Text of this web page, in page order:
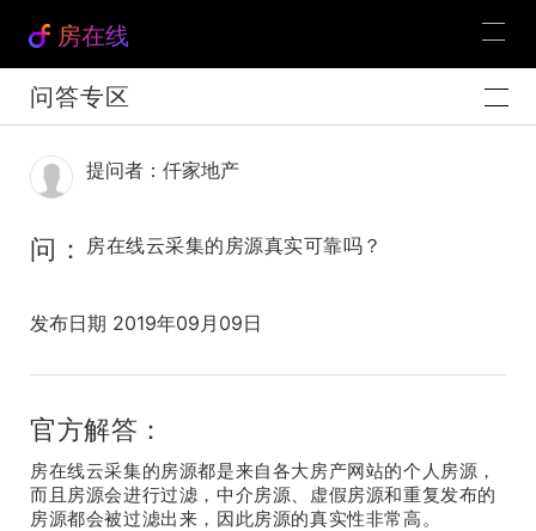
房在线
问答专区
提问者：仟家地产
问： 房在线云采集的房源真实可靠吗？
发布日期 2019年09月09日
官方解答：
房在线云采集的房源都是来自各大房产网站的个人房源，
而且房源会进行过滤，中介房源、虚假房源和重复发布的
房源都会被过滤出来，因此房源的真实性非常高。